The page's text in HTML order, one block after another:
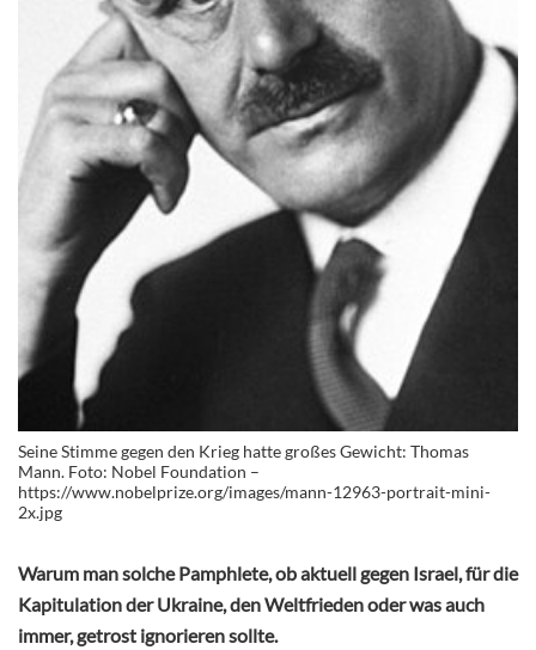
Seine Stimme gegen den Krieg hatte großes Gewicht: Thomas
Mann. Foto: Nobel Foundation –
https://www.nobelprize.org/images/mann-12963-portrait-mini-
2x.jpg
Warum man solche Pamphlete, ob aktuell gegen Israel, für die
Kapitulation der Ukraine, den Weltfrieden oder was auch
immer, getrost ignorieren sollte.